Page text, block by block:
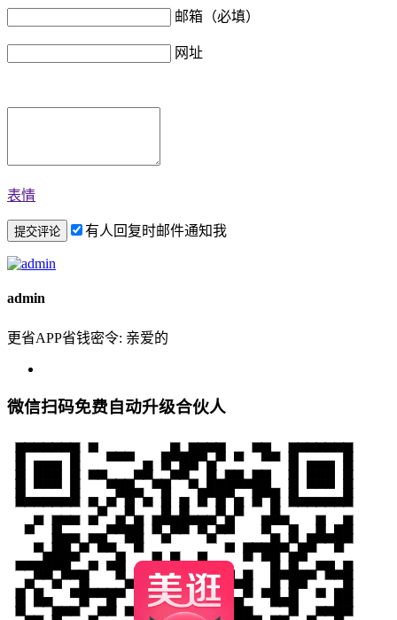
邮箱（必填）
网址
表情
有人回复时邮件通知我
admin
更省APP省钱密令: 亲爱的
微信扫码免费自动升级合伙人